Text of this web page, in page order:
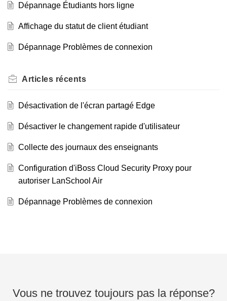
Dépannage Étudiants hors ligne
Affichage du statut de client étudiant
Dépannage Problèmes de connexion
Articles récents
Désactivation de l'écran partagé Edge
Désactiver le changement rapide d'utilisateur
Collecte des journaux des enseignants
Configuration d'iBoss Cloud Security Proxy pour
autoriser LanSchool Air
Dépannage Problèmes de connexion
Vous ne trouvez toujours pas la réponse?